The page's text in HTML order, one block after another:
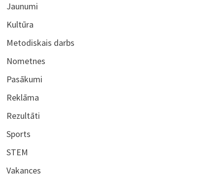
Jaunumi
Kultūra
Metodiskais darbs
Nometnes
Pasākumi
Reklāma
Rezultāti
Sports
STEM
Vakances